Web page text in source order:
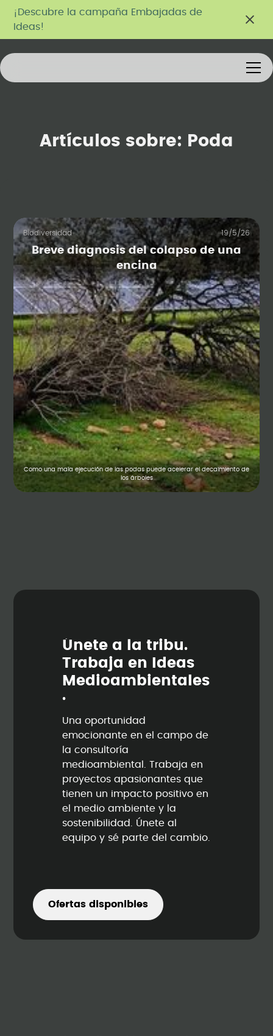
¡Descubre la campaña Embajadas de
Ideas!
Artículos sobre: Poda
Biodiversidad 19/5/26
Breve diagnosis del colapso de una
encina
Como una mala ejecución de las podas puede acelerar el decaimiento de
los árboles
Únete a la tribu.
Trabaja en Ideas
Medioambienta les
.
Una oportunidad
emocionante en el campo de
la consultoría
medioambiental. Trabaja en
proyectos apasionantes que
tienen un impacto positivo en
el medio ambiente y la
sostenibilidad. Únete al
equipo y sé parte del cambio.
Ofertas disponibles